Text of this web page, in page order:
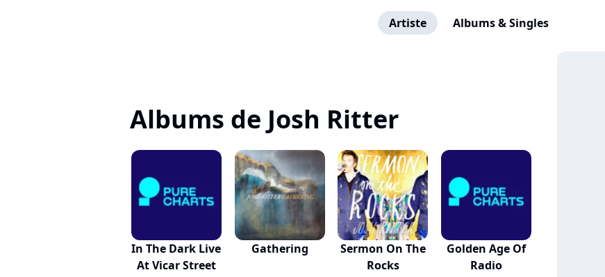
Artiste Albums & Singles
Albums de Josh Ritter
In The Dark Live
At Vicar Street
Gathering
Sermon On The
Rocks
Golden Age Of
Radio